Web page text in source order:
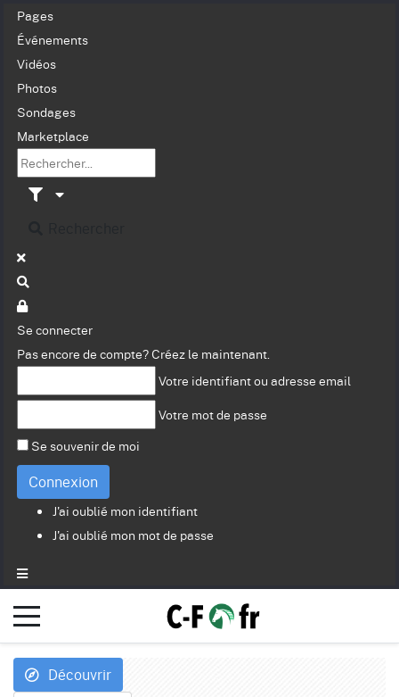
Pages
Événements
Vidéos
Photos
Sondages
Marketplace
Se connecter
Pas encore de compte? Créez le maintenant.
Votre identifiant ou adresse email
Votre mot de passe
Se souvenir de moi
Connexion
J'ai oublié mon identifiant
J'ai oublié mon mot de passe
Découvrir